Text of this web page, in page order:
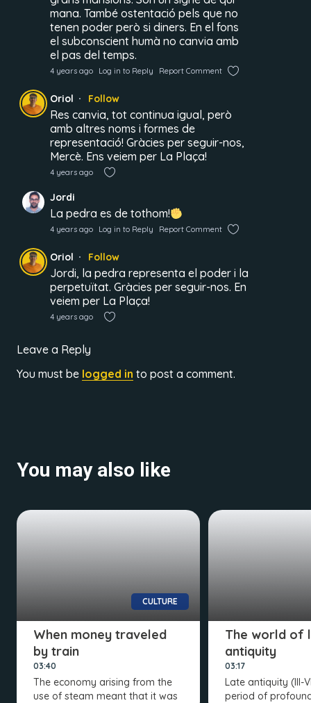
mana. També ostentació pels que no
tenen poder però si diners. En el fons
el subconscient humà no canvia amb
el pas del temps.
4 years ago Log in to Reply Report Comment
Oriol Follow
Res canvia, tot continua igual, però
amb altres noms i formes de
representació! Gràcies per seguir-nos,
Mercè. Ens veiem per La Plaça!
4 years ago
Jordi
La pedra es de tothom!
4 years ago Log in to Reply Report Comment
Oriol Follow
Jordi, la pedra representa el poder i la
perpetuïtat. Gràcies per seguir-nos. En
veiem per La Plaça!
4 years ago
Leave a Reply
You must be logged in to post a comment.
You may also like
CULTURE
When money traveled
by train
03:40
The economy arising from the
use of steam meant that it was
The world of
antiquity
03:17
Late antiquity (III-
period of